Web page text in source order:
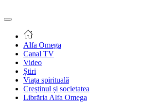
Alfa Omega
Canal TV
Video
Știri
Viața spirituală
Creștinul și societatea
Librăria Alfa Omega